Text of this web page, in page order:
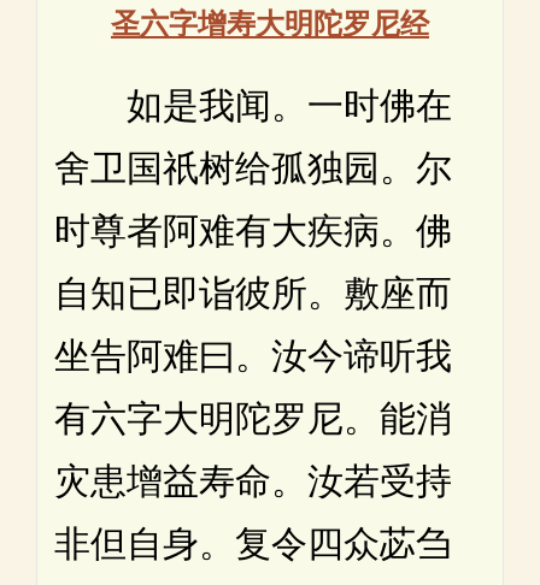
圣六字增寿大明陀罗尼经
如是我闻。一时佛在
舍卫国祇树给孤独园。尔
时尊者阿难有大疾病。佛
自知已即诣彼所。敷座而
坐告阿难曰。汝今谛听我
有六字大明陀罗尼。能消
灾患增益寿命。汝若受持
非但自身。复令四众苾刍